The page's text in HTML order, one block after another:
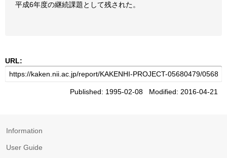
平成6年度の継続課題として残された。
URL:
Published: 1995-02-08 Modified: 2016-04-21
Information
User Guide